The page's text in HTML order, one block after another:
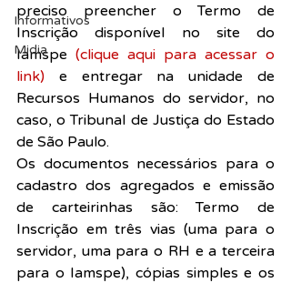
Informativos
Midia
preciso preencher o Termo de
Inscrição disponível no site do
Iamspe (clique aqui para acessar o
link) e entregar na unidade de
Recursos Humanos do servidor, no
caso, o Tribunal de Justiça do Estado
de São Paulo.
Os documentos necessários para o
cadastro dos agregados e emissão
de carteirinhas são: Termo de
Inscrição em três vias (uma para o
servidor, uma para o RH e a terceira
para o Iamspe), cópias simples e os